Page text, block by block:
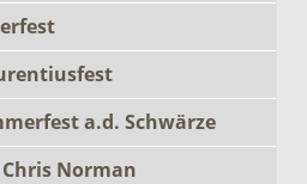
a.d. Schwärze
Norman